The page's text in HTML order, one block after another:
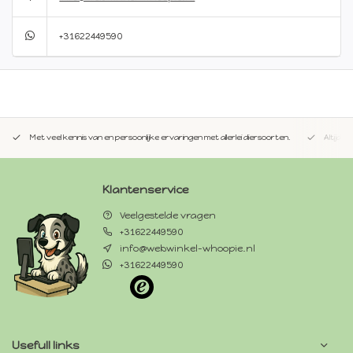
+31622449590
Met veel kennis van en persoonlijke ervaringen met allerlei diersoorten. Altijd
Klantenservice
Veelgestelde vragen
+31622449590
info@webwinkel-whoopie.nl
+31622449590
Usefull links